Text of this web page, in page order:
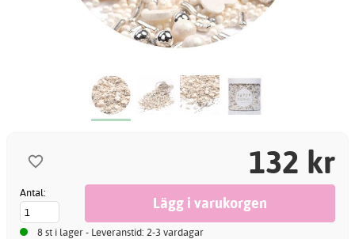
132 kr
Antal:
8 st i lager - Leveranstid: 2-3 vardagar